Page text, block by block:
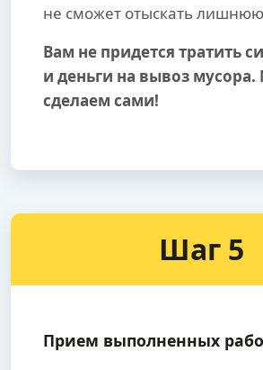
не сможет отыскать
Вам не придется тратить
и деньги на вывоз
сделаем сами!
Шаг 5
Прием выполненных